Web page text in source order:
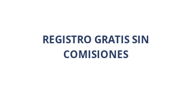
REGISTRO GRATIS SIN
COMISIONES